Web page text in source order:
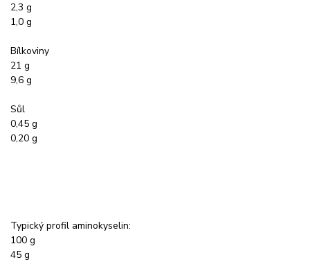
2,3 g
1,0 g
Bílkoviny
21 g
9,6 g
Sůl
0,45 g
0,20 g
Typický profil aminokyselin:
100 g
45 g